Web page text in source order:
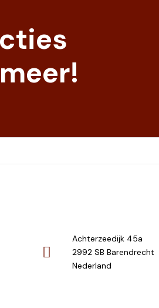
Achterzeedijk 45a
2992 SB Barendrecht
Nederland